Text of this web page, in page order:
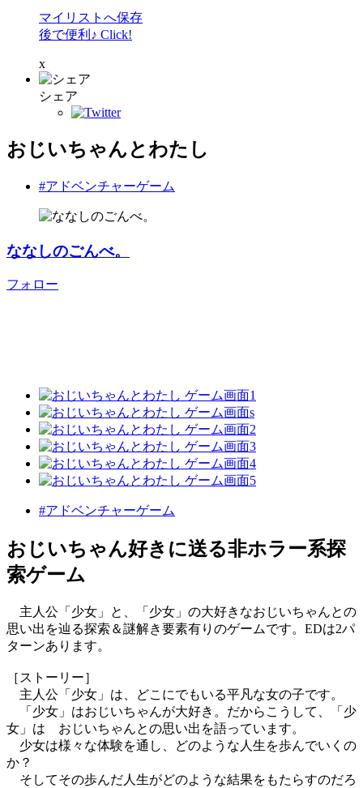
マイリストへ保存
後で便利♪ Click!
x
シェア
おじいちゃんとわたし
#アドベンチャーゲーム
ななしのごんべ。
フォロー
#アドベンチャーゲーム
おじいちゃん好きに送る非ホラー系探
索ゲーム
主人公「少女」と、「少女」の大好きなおじいちゃんとの
思い出を辿る探索＆謎解き要素有りのゲームです。EDは2パ
ターンあります。
［ストーリー］
主人公「少女」は、どこにでもいる平凡な女の子です。
「少女」はおじいちゃんが大好き。だからこうして、「少
女」は おじいちゃんとの思い出を語っています。
少女は様々な体験を通し、どのような人生を歩んでいくの
か？
そしてその歩んだ人生がどのような結果をもたらすのだろ